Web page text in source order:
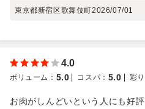
東京都新宿区歌舞伎町2026/07/01
4.0
ボリューム ： 5.0 コスパ ： 5.0 彩り
お肉がしんどいという人にも好